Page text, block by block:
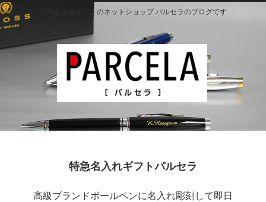
特急名入れギフトのネットショップ パルセラのブログです
特急名入れギフトパルセラ
高級ブランドボールペンに名入れ彫刻して即日